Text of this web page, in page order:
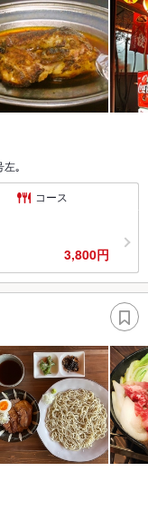
｡
コース
3,800円